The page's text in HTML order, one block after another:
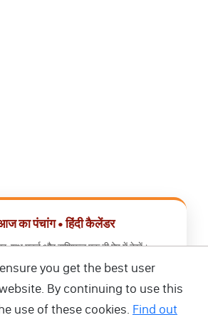
का पंचांग • हिंदी कैलेंडर
शुभ मुहूर्त और राशिफल एक ही ऐप में देखें।
कैलेंडर ऐप डाउनलोड करें
you get the best user
By continuing to use this
use of these cookies. Find out